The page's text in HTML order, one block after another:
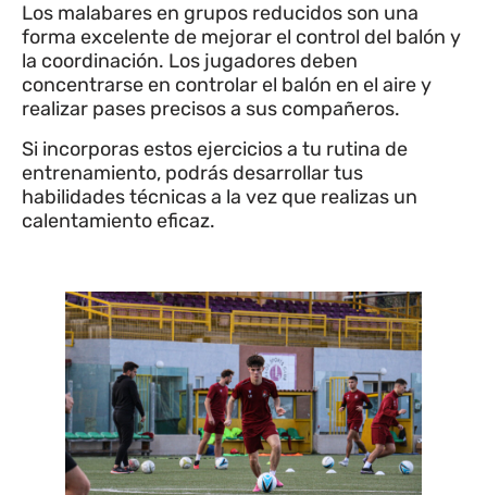
Los malabares en grupos reducidos son una
forma excelente de mejorar el control del balón y
la coordinación. Los jugadores deben
concentrarse en controlar el balón en el aire y
realizar pases precisos a sus compañeros.
Si incorporas estos ejercicios a tu rutina de
entrenamiento, podrás desarrollar tus
habilidades técnicas a la vez que realizas un
calentamiento eficaz.